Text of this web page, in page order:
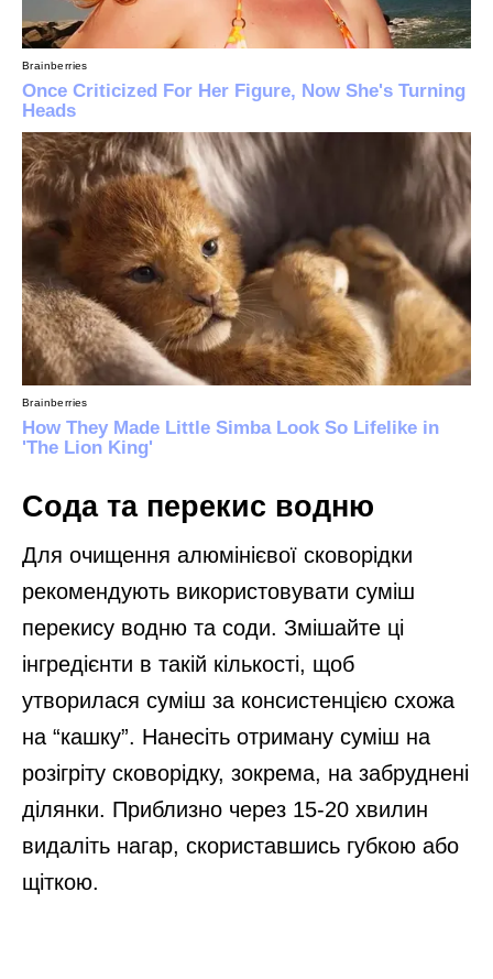
Сода та перекис водню
Для очищення алюмінієвої сковорідки
рекомендують використовувати суміш
перекису водню та соди. Змішайте ці
інгредієнти в такій кількості, щоб
утворилася суміш за консистенцією схожа
на “кашку”. Нанесіть отриману суміш на
розігріту сковорідку, зокрема, на забруднені
ділянки. Приблизно через 15-20 хвилин
видаліть нагар, скориставшись губкою або
щіткою.